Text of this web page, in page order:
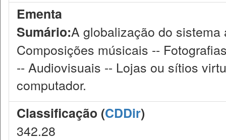
Ementa
Sumário:A globalização do
Composições músicais --
-- Audiovisuais -- Lojas ou sítios
computador.
Classificação (CDDir)
342.28